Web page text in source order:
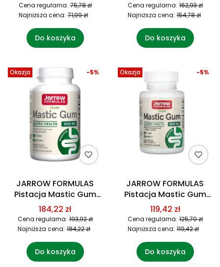
kaps.)
Cena regularna: 75,78 zł
Najniższa cena: 71,99 zł
Do koszyka
Cena regularna: 162,93 zł
Najniższa cena: 154,78 zł
Do koszyka
Okazja
JARROW FORMULAS
Pistacja Mastic Gum
500 mg (120 kaps.)
184,22 zł
Cena regularna: 193,92 zł
-5%
Najniższa cena: 184,22 zł
Do koszyka
Okazja
JARROW FORMULAS
Pistacja Mastic Gum
500 mg (60 kaps.)
119,42 zł
Cena regularna: 125,70 zł
-5%
Najniższa cena: 119,42 zł
Do koszyka